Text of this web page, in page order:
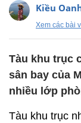
Kiều
Xem các bài
Tàu khu trục
sân bay của
nhiều lớp
Tàu khu trục